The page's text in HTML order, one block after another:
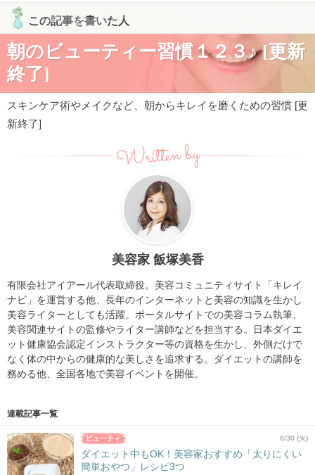
この記事を書いた人
朝のビューティー習慣１２３♪ [更新
終了]
スキンケア術やメイクなど、朝からキレイを磨くための習慣 [更
新終了]
Written by
美容家 飯塚美香
有限会社アイアール代表取締役。美容コミュニティサイト「キレイ
ナビ」を運営する他、長年のインターネットと美容の知識を生かし
美容ライターとしても活躍。ポータルサイトでの美容コラム執筆、
美容関連サイトの監修やライター講師などを担当する。日本ダイエ
ット健康協会認定インストラクター等の資格を生かし、外側だけで
なく体の中からの健康的な美しさを追求する。ダイエットの講師を
務める他、全国各地で美容イベントを開催。
連載記事一覧
6/30 (火)
ダイエット中もOK！美容家おすすめ「太りにくい
簡単おやつ」レシピ3つ